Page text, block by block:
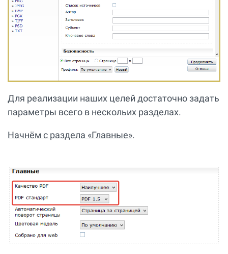
Для реализации наших целей достаточно задать
параметры всего в нескольих разделах.
Начнём с раздела «Главные».